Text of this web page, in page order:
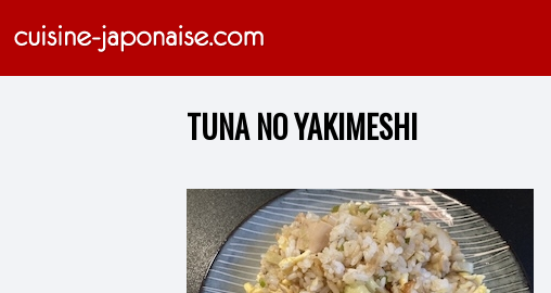
TUNA NO YAKIMESHI